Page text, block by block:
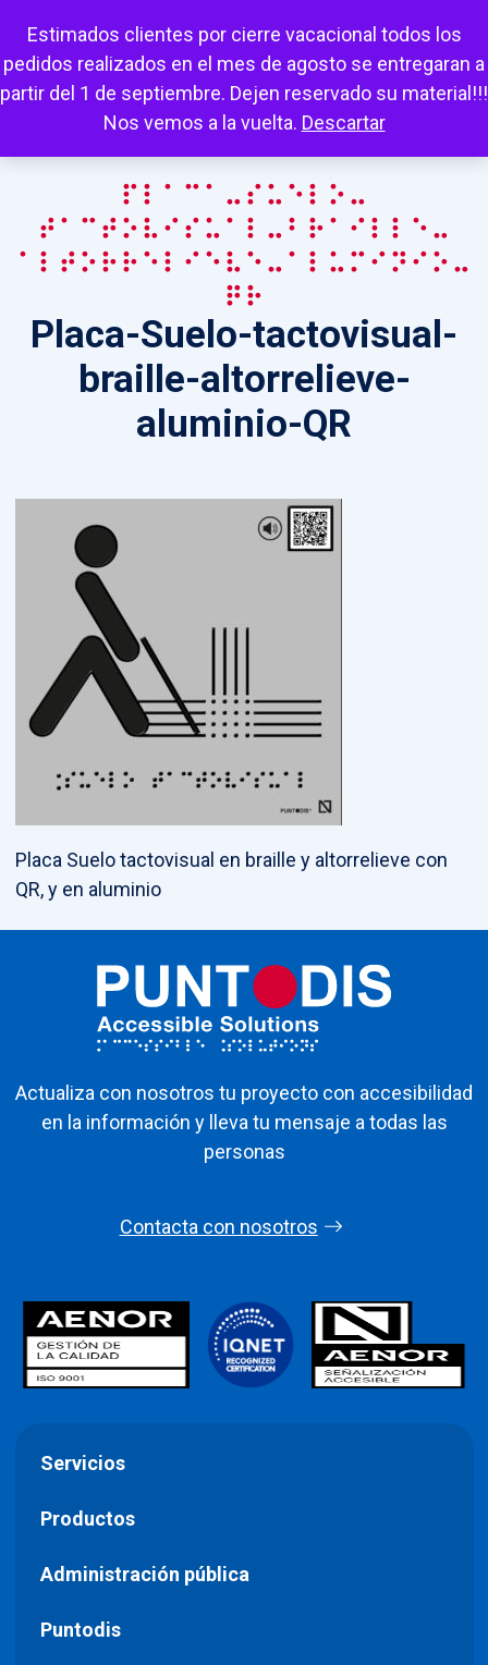
Estimados clientes por cierre vacacional todos los
pedidos realizados en el mes de agosto se entregaran a
partir del 1 de septiembre. Dejen reservado su material!!!
Nos vemos a la vuelta. Descartar
Mi cuenta Carrito Favoritos Escuchar
Placa-Suelo-
tactovisual-braille-
altorrelieve-aluminio-
QR
Placa-Suelo-tactovisual-
braille-altorrelieve-
aluminio-QR
Placa Suelo tactovisual en braille y altorrelieve con
QR, y en aluminio
Actualiza con nosotros tu proyecto con accesibilidad
en la información y lleva tu mensaje a todas las
personas
Contacta con nosotros
Servicios
Productos
Administración pública
Puntodis